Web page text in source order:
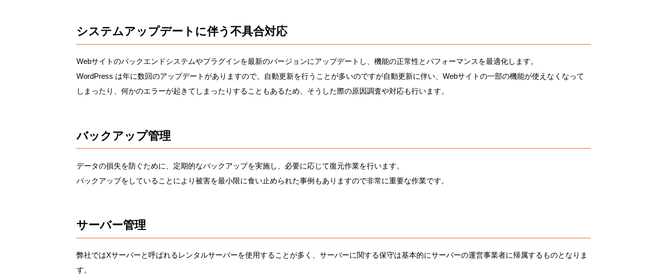
システムアップデートに伴う不具合対応
Webサイトのバックエンドシステムやプラグインを最新のバージョンにアップデートし、機能の正常性とパフォーマンスを最適化します。
WordPress は年に数回のアップデートがありますので、自動更新を行うことが多いのですが自動更新に伴い、Webサイトの一部の機能が使えなくなって
しまったり、何かのエラーが起きてしまったりすることもあるため、そうした際の原因調査や対応も行います。
バックアップ管理
データの損失を防ぐために、定期的なバックアップを実施し、必要に応じて復元作業を行います。
バックアップをしていることにより被害を最小限に食い止められた事例もありますので非常に重要な作業です。
サーバー管理
弊社ではXサーバーと呼ばれるレンタルサーバーを使用することが多く、サーバーに関する保守は基本的にサーバーの運営事業者に帰属するものとなりま
す。